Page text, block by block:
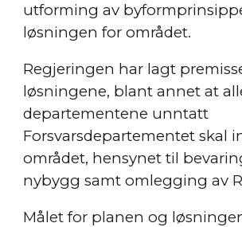
utforming av
løsningen for området.
Regjeringen har lagt
løsningene, blant annet at
departementene unntatt
Forsvarsdepartementet skal
området, hensynet til
nybygg samt omlegging av
Målet for planen og